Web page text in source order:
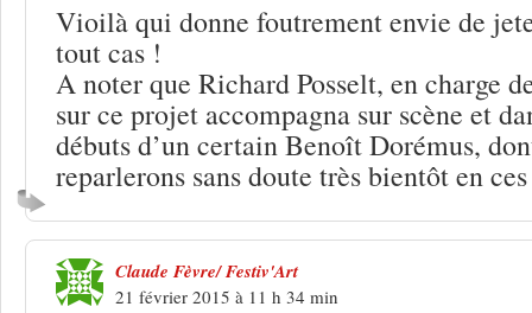
Vioilà qui donne foutrement envie de
tout cas !
A noter que Richard Posselt, en charge
sur ce projet accompagna sur scène et
débuts d’un certain Benoît Dorémus,
reparlerons sans doute très bientôt en
Claude Fèvre/ Festiv'Art
21 février 2015 à 11 h 34 min